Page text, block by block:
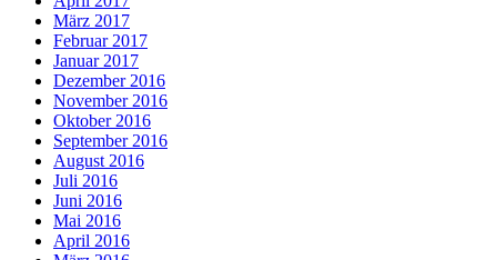
März 2017
Februar 2017
Januar 2017
Dezember 2016
November 2016
Oktober 2016
September 2016
August 2016
Juli 2016
Juni 2016
Mai 2016
April 2016